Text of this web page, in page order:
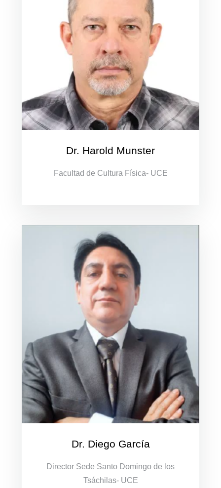
Dr. Harold Munster
Facultad de Cultura Física- UCE
Dr. Diego García
Director Sede Santo Domingo de los
Tsáchilas- UCE